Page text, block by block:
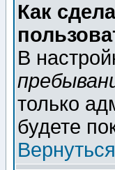
Как
В
только
будете